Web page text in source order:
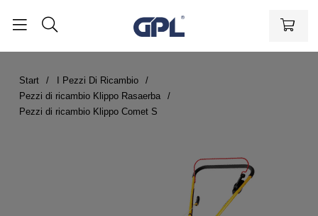
Start
I Pezzi Di Ricambio
Pezzi di ricambio Klippo Rasaerba
Pezzi di ricambio Klippo Comet S